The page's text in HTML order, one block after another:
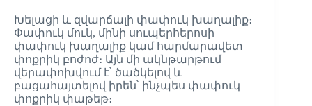
Խելացի և զվարճալի փափուկ խաղալիք։
Փափուկ մուկ, մինի սուպերհերոսի
փափուկ խաղալիք կամ հարմարավետ
փոքրիկ բոժոժ։ Այն մի ակնթարթում
վերափոխվում է՝ ծածկելով և
բացահայտելով իրեն՝ ինչպես փափուկ
փոքրիկ փաթեթ։